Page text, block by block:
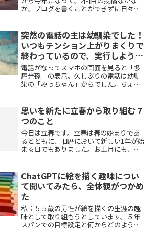
か、ブログを書くことができずに日々が
けなかったなあ」という言葉が頭にチラ
ツキながらも、今日は忙し...
突然の電話の主は幼馴染でした！
いつもテンション上がりまくりで
終わっているので、実行しようっ
てなりました！
電話がなってスマホの画面を見ると「多
屋光孫」の表示。久しぶりの電話は幼馴
染の「みっちゃん」からでした。ちょう
いの近況を報告。やはり、時間をとって
次なる打ち手について話し...
思いを新たに立春から取り組む７
つのこと
今日は立春です。立春は春の始まりであ
るとともに、旧暦において新しい1年が始
まる日でもありました。お正月にも、今
ことを書き記します。お正月に立てた目
標の進捗を振り返ること...
ChatGPTに絵を描く趣味につい
て聞いてみたら、全体観がつかめ
た
私：５５歳の男性が絵を描くの生涯の趣
味として取り組もうとしています。５年
スパンでの目標設定と何からどのように